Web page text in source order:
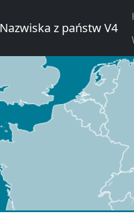
Nazwiska z państw V4